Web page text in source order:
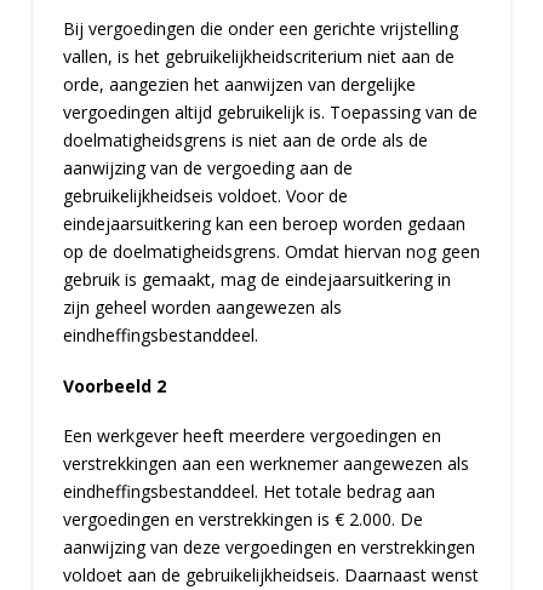
Bij vergoedingen die onder een gerichte vrijstelling
vallen, is het gebruikelijkheidscriterium niet aan de
orde, aangezien het aanwijzen van dergelijke
vergoedingen altijd gebruikelijk is. Toepassing van de
doelmatigheidsgrens is niet aan de orde als de
aanwijzing van de vergoeding aan de
gebruikelijkheidseis voldoet. Voor de
eindejaarsuitkering kan een beroep worden gedaan
op de doelmatigheidsgrens. Omdat hiervan nog geen
gebruik is gemaakt, mag de eindejaarsuitkering in
zijn geheel worden aangewezen als
eindheffingsbestanddeel.
Voorbeeld 2
Een werkgever heeft meerdere vergoedingen en
verstrekkingen aan een werknemer aangewezen als
eindheffingsbestanddeel. Het totale bedrag aan
vergoedingen en verstrekkingen is € 2.000. De
aanwijzing van deze vergoedingen en verstrekkingen
voldoet aan de gebruikelijkheidseis. Daarnaast wenst